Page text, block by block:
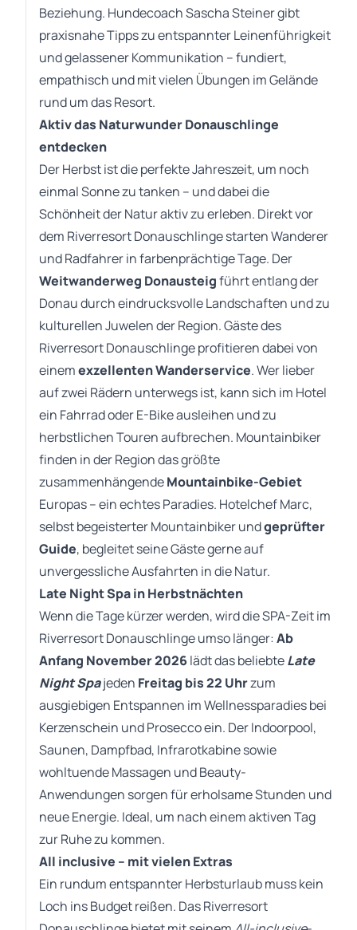
Beziehung. Hundecoach Sascha Steiner gibt
praxisnahe Tipps zu entspannter Leinenführigkeit
und gelassener Kommunikation – fundiert,
empathisch und mit vielen Übungen im Gelände
rund um das Resort.
Aktiv das Naturwunder Donauschlinge
entdecken
Der Herbst ist die perfekte Jahreszeit, um noch
einmal Sonne zu tanken – und dabei die
Schönheit der Natur aktiv zu erleben. Direkt vor
dem Riverresort Donauschlinge starten Wanderer
und Radfahrer in farbenprächtige Tage. Der
Weitwanderweg Donausteigführt entlang der
Donau durch eindrucksvolle Landschaften und zu
kulturellen Juwelen der Region. Gäste des
Riverresort Donauschlinge profitieren dabei von
einemexzellenten Wanderservice. Wer lieber
auf zwei Rädern unterwegs ist, kann sich im Hotel
ein Fahrrad oder E-Bike ausleihen und zu
herbstlichen Touren aufbrechen. Mountainbiker
finden in der Region das größte
zusammenhängendeMountainbike-Gebiet
Europas – ein echtes Paradies. Hotelchef Marc,
selbst begeisterter Mountainbiker undgeprüfter
Guide, begleitet seine Gäste gerne auf
unvergessliche Ausfahrten in die Natur.
Late Night Spa in Herbstnächten
Wenn die Tage kürzer werden, wird die SPA-Zeit im
Riverresort Donauschlinge umso länger:Ab
Anfang November 2026lädt das beliebteLate
Night Spajeden Freitag bis 22 Uhrzum
ausgiebigen Entspannen im Wellnessparadies bei
Kerzenschein und Prosecco ein. Der Indoorpool,
Saunen, Dampfbad, Infrarotkabine sowie
wohltuende Massagen und Beauty-
Anwendungen sorgen für erholsame Stunden und
neue Energie. Ideal, um nach einem aktiven Tag
zur Ruhe zu kommen.
All inclusive – mit vielen Extras
Ein rundum entspannter Herbsturlaub muss kein
Loch ins Budget reißen. Das Riverresort